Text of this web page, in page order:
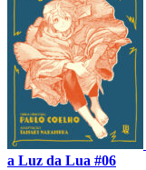
a Luz da Lua #06